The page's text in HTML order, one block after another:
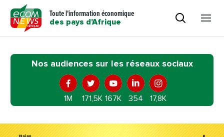
Toute l'information économique
des pays d'Afrique
Nos audiences sur les réseaux sociaux
1M 171,5K 167K 354 17,8K